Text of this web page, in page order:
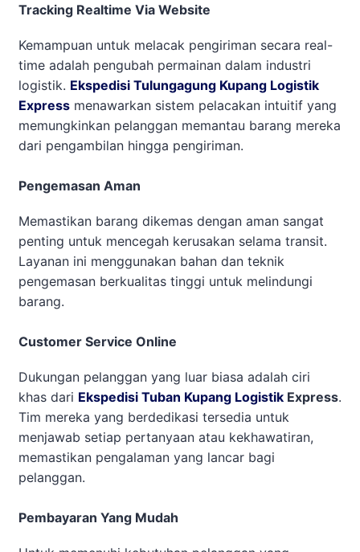
Tracking Realtime Via Website
Kemampuan untuk melacak pengiriman secara real-
time adalah pengubah permainan dalam industri
logistik. Ekspedisi Tulungagung Kupang Logistik
Express menawarkan sistem pelacakan intuitif yang
memungkinkan pelanggan memantau barang mereka
dari pengambilan hingga pengiriman.
Pengemasan Aman
Memastikan barang dikemas dengan aman sangat
penting untuk mencegah kerusakan selama transit.
Layanan ini menggunakan bahan dan teknik
pengemasan berkualitas tinggi untuk melindungi
barang.
Customer Service Online
Dukungan pelanggan yang luar biasa adalah ciri
khas dari Ekspedisi Tuban Kupang Logistik Express.
Tim mereka yang berdedikasi tersedia untuk
menjawab setiap pertanyaan atau kekhawatiran,
memastikan pengalaman yang lancar bagi
pelanggan.
Pembayaran Yang Mudah